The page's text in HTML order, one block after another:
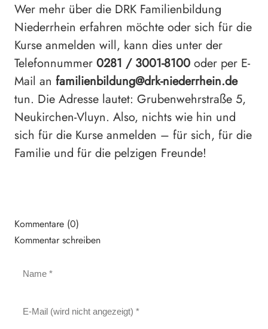
Wer mehr über die DRK Familienbildung
Niederrhein erfahren möchte oder sich für die
Kurse anmelden will, kann dies unter der
Telefonnummer 0281 / 3001-8100 oder per E-
Mail an familienbildung@drk-niederrhein.de
tun. Die Adresse lautet: Grubenwehrstraße 5,
Neukirchen-Vluyn. Also, nichts wie hin und
sich für die Kurse anmelden – für sich, für die
Familie und für die pelzigen Freunde!
Kommentare (0)
Kommentar schreiben